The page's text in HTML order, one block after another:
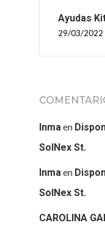
Ayudas
29/03/2022
Inmaen
SolNex St.
Inmaen
SolNex St.
CAROLINA